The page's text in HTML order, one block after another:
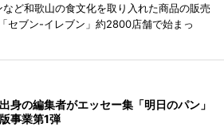
ど和歌山の食文化を取り入れた商品の販売
セブン-イレブン」約2800店舗で始まっ
身の編集者がエッセー集「明日のパン」
事業第1弾